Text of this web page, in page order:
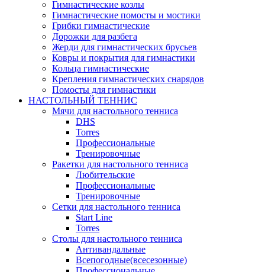
Гимнастические козлы
Гимнастические помосты и мостики
Грибки гимнастические
Дорожки для разбега
Жерди для гимнастических брусьев
Ковры и покрытия для гимнастики
Кольца гимнастические
Крепления гимнастических снарядов
Помосты для гимнастики
НАСТОЛЬНЫЙ ТЕННИС
Мячи для настольного тенниса
DHS
Torres
Профессиональные
Тренировочные
Ракетки для настольного тенниса
Любительские
Профессиональные
Тренировочные
Сетки для настольного тенниса
Start Line
Torres
Столы для настольного тенниса
Антивандальные
Всепогодные(всесезонные)